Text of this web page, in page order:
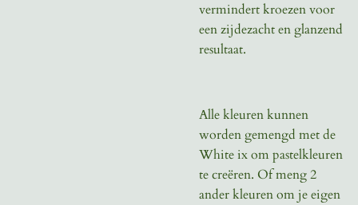
vermindert kroezen voor
een zijdezacht en glanzend
resultaat.
Alle kleuren kunnen
worden gemengd met de
White ix om pastelkleuren
te creëren. Of meng 2
ander kleuren om je eigen